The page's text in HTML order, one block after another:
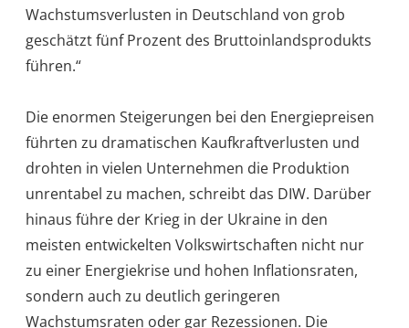
Wachstumsverlusten in Deutschland von grob
geschätzt fünf Prozent des Bruttoinlandsprodukts
führen.“
Die enormen Steigerungen bei den Energiepreisen
führten zu dramatischen Kaufkraftverlusten und
drohten in vielen Unternehmen die Produktion
unrentabel zu machen, schreibt das DIW. Darüber
hinaus führe der Krieg in der Ukraine in den
meisten entwickelten Volkswirtschaften nicht nur
zu einer Energiekrise und hohen Inflationsraten,
sondern auch zu deutlich geringeren
Wachstumsraten oder gar Rezessionen. Die